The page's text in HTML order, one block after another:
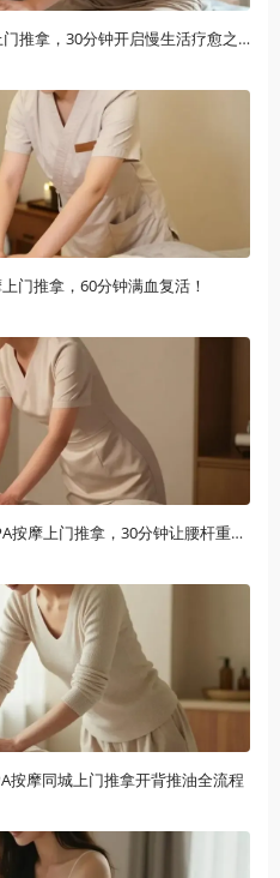
都市疲惫族必看！摩耶SPA按摩上门推拿，30分钟开启慢生活疗愈之旅
门推拿，60分钟满血复活！
腰疼别硬扛！掌揉肾俞穴+摩耶SPA按摩上门推拿，30分钟让腰杆重获新生
按摩同城上门推拿开背推油全流程